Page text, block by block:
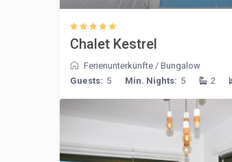
Chalet Kestrel
Ferienunterkünfte / Bungalow
Guests: 5 Min. Nights: 5 2